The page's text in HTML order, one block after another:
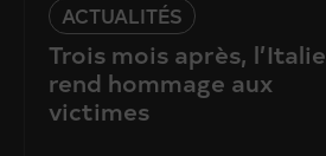
ACTUALITÉS
Trois mois après, l’Italie
rend hommage aux
victimes